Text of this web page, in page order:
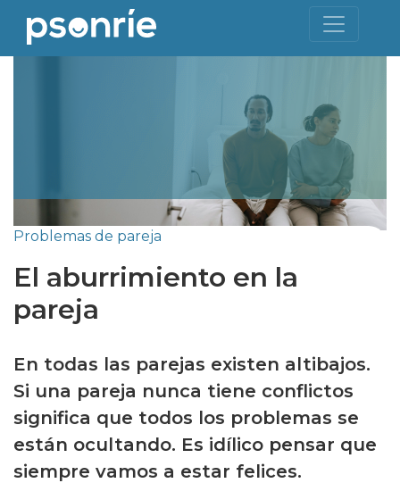
Problemas de pareja
El aburrimiento en la
pareja
En todas las parejas existen altibajos.
Si una pareja nunca tiene conflictos
significa que todos los problemas se
están ocultando. Es idílico pensar que
siempre vamos a estar felices.